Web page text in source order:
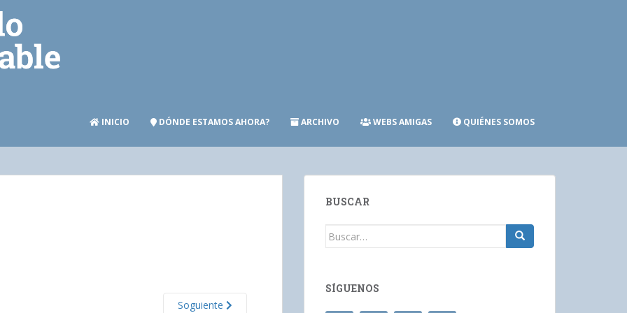
INICIO DÓNDE ESTAMOS AHORA? ARCHIVO WEBS AMIGAS QUIÉNES SOMOS
Soguiente
BUSCAR
Buscar:
SÍGUENOS